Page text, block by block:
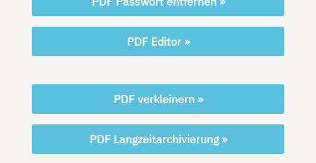
PDF Editor »
PDF verkleinern »
PDF Langzeitarchivierung »